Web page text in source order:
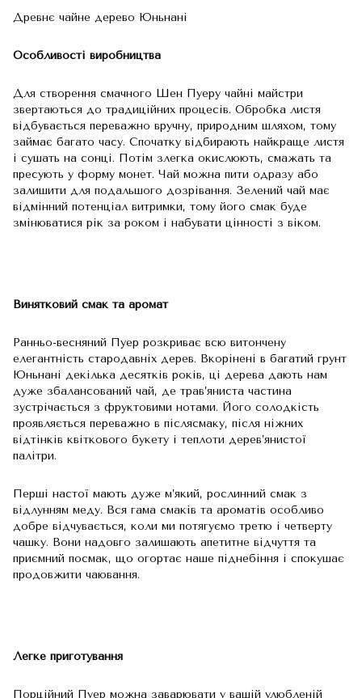
Древнє чайне дерево Юньнані
Особливості виробництва
Для створення смачного Шен Пуеру чайні майстри
звертаються до традиційних процесів. Обробка листя
відбувається переважно вручну, природним шляхом, тому
займає багато часу. Спочатку відбирають найкраще листя
і сушать на сонці. Потім злегка окислюють, смажать та
пресують у форму монет. Чай можна пити одразу або
залишити для подальшого дозрівання. Зелений чай має
відмінний потенціал витримки, тому його смак буде
змінюватися рік за роком і набувати цінності з віком.
Винятковий смак та аромат
Ранньо-весняний Пуер розкриває всю витончену
елегантність стародавніх дерев. Вкорінені в багатий грунт
Юньнані декілька десятків років, ці дерева дають нам
дуже збалансований чай, де трав’яниста частина
зустрічається з фруктовими нотами. Його солодкість
проявляється переважно в післясмаку, після ніжних
відтінків квіткового букету і теплоти дерев’янистої
палітри.
Перші настої мають дуже м’який, рослинний смак з
відлунням меду. Вся гама смаків та ароматів особливо
добре відчувається, коли ми потягуємо третю і четверту
чашку. Вони надовго залишають апетитне відчуття та
приємний посмак, що огортає наше піднебіння і спокушає
продовжити чаювання.
Легке приготування
Порційний Пуер можна заварювати у вашій улюбленій